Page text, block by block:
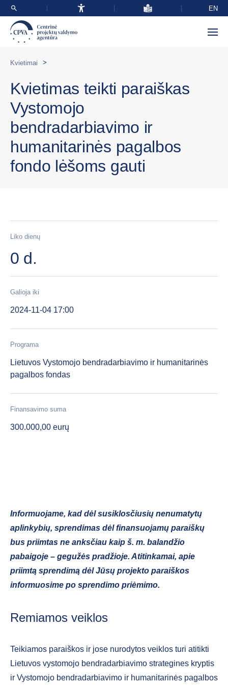
EN
Kvietimai >
Kvietimas teikti paraiškas
Vystomojo
bendradarbiavimo ir
humanitarinės pagalbos
fondo lėšoms gauti
Liko dienų
0 d.
Galioja iki
2024-11-04 17:00
Programa
Lietuvos Vystomojo bendradarbiavimo ir humanitarinės
pagalbos fondas
Finansavimo suma
300.000,00 eurų
Informuojame, kad dėl susiklosčiusių nenumatytų
aplinkybių, sprendimas dėl finansuojamų paraiškų
bus priimtas ne anksčiau kaip š. m. balandžio
pabaigoje – gegužės pradžioje. Atitinkamai, apie
priimtą sprendimą dėl Jūsų projekto paraiškos
informuosime po sprendimo priėmimo.
Remiamos veiklos
Teikiamos paraiškos ir jose nurodytos veiklos turi atitikti
Lietuvos vystomojo bendradarbiavimo strategines kryptis
ir Vystomojo bendradarbiavimo ir humanitarinės pagalbos